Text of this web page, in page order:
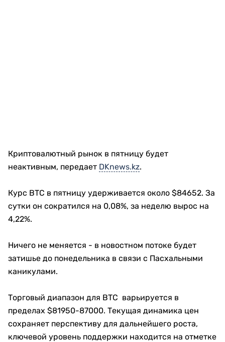
Криптовалютный рынок в пятницу будет
неактивным, передает DKnews.kz.
Курс BTC в пятницу удерживается около $84652. За
сутки он сократился на 0,08%, за неделю вырос на
4,22%.
Ничего не меняется - в новостном потоке будет
затишье до понедельника в связи с Пасхальными
каникулами.
Торговый диапазон для BTC варьируется в
пределах $81950-87000. Текущая динамика цен
сохраняет перспективу для дальнейшего роста,
ключевой уровень поддержки находится на отметке